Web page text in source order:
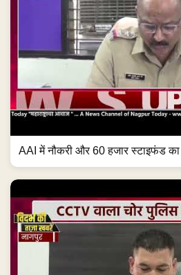
AAI में नौकरी और 60 हजार स्टाइफंड का